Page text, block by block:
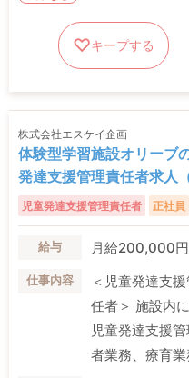
キープする
株式会社エスケイ企画
体験型学習施設オリーブ
発達支援管理責任者求人
児童発達支援管理責任者 正社員
給与 月給200,000
仕事内容
＜児童発達支
任者＞ 施設内
児童発達支援
者業務、療育業